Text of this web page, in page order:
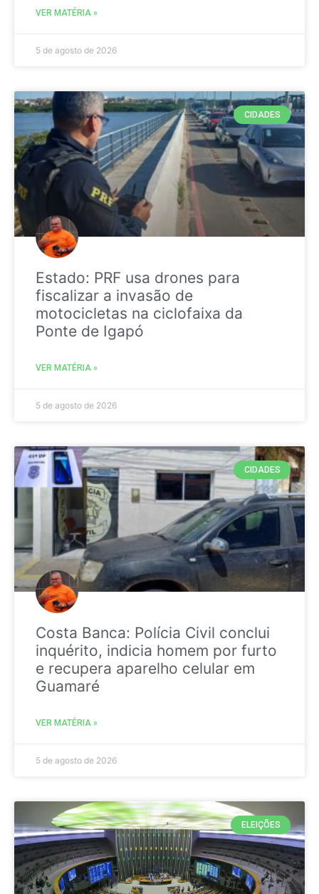
VER MATÉRIA »
5 de agosto de 2026
CIDADES
Estado: PRF usa drones para
fiscalizar a invasão de
motocicletas na ciclofaixa da
Ponte de Igapó
VER MATÉRIA »
5 de agosto de 2026
CIDADES
Costa Banca: Polícia Civil conclui
inquérito, indicia homem por furto
e recupera aparelho celular em
Guamaré
VER MATÉRIA »
5 de agosto de 2026
ELEIÇÕES